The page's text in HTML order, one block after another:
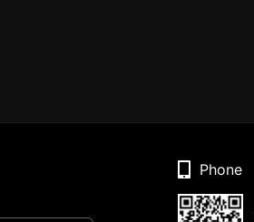
Phone